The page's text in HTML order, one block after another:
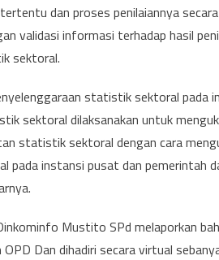
dan proses penilaiannya
validasi informasi terhadap hasil
sektoral.
statistik sektoral pada
sektoral dilaksanakan untuk
statistik sektoral dengan cara
pada instansi pusat dan pemerintah
Mustito SPd melaporkan
Dan dihadiri secara virtual